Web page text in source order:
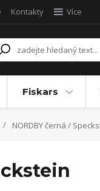
Kontakty Více
Fiskars
NORDBY černá /